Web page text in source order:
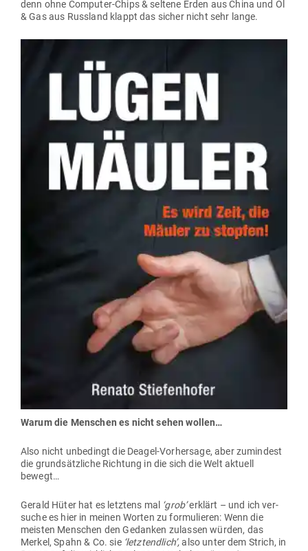
denn ohne Com­puter-Chips & seltene Erden aus China und Öl
& Gas aus Russland klappt das sicher nicht sehr lange.
Warum die Men­schen es nicht sehen wollen…
Also nicht unbe­dingt die Deagel-Vor­hersage, aber zumindest
die grund­sätz­liche Richtung in die sich die Welt aktuell
bewegt…
Gerald Hüter hat es letztens mal ‘grob’erklärt – und ich ver­
suche es hier in meinen Worten zu for­mu­lieren: Wenn die
meisten Men­schen den Gedanken zulassen würden, das
Merkel, Spahn & Co. sie ‘letzt­endlich’,also unter dem Strich, in